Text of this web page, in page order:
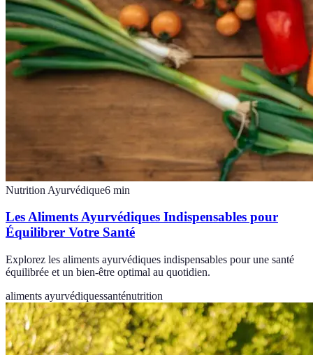
Nutrition Ayurvédique6 min
Les Aliments Ayurvédiques Indispensables pour
Équilibrer Votre Santé
Explorez les aliments ayurvédiques indispensables pour une santé
équilibrée et un bien-être optimal au quotidien.
aliments ayurvédiquessanténutrition